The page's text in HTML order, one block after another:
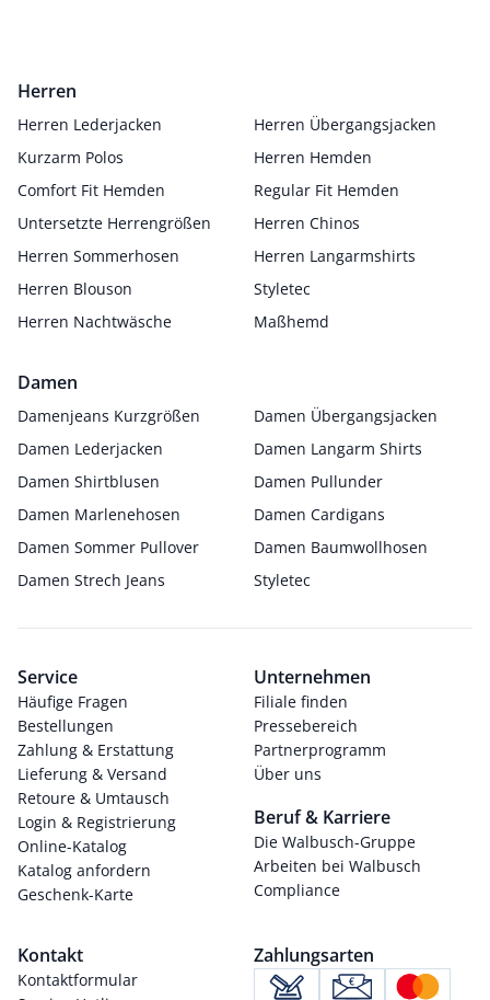
Herren
Herren Lederjacken
Herren Übergangsjacken
Kurzarm Polos
Herren Hemden
Comfort Fit Hemden
Regular Fit Hemden
Untersetzte Herrengrößen
Herren Chinos
Herren Sommerhosen
Herren Langarmshirts
Herren Blouson
Styletec
Herren Nachtwäsche
Maßhemd
Damen
Damenjeans Kurzgrößen
Damen Übergangsjacken
Damen Lederjacken
Damen Langarm Shirts
Damen Shirtblusen
Damen Pullunder
Damen Marlenehosen
Damen Cardigans
Damen Sommer Pullover
Damen Baumwollhosen
Damen Strech Jeans
Styletec
Service
Häufige Fragen
Bestellungen
Zahlung & Erstattung
Lieferung & Versand
Retoure & Umtausch
Login & Registrierung
Online-Katalog
Katalog anfordern
Geschenk-Karte
Unternehmen
Filiale finden
Pressebereich
Partnerprogramm
Über uns
Beruf & Karriere
Die Walbusch-Gruppe
Arbeiten bei Walbusch
Compliance
Kontakt
Kontaktformular
Zahlungsarten